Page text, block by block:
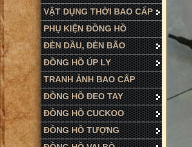
VẬT DỤNG THỜI BAO CẤP
PHỤ KIỆN ĐỒNG HỒ
ĐÈN DẦU, ĐÈN BÃO
ĐỒNG HỒ ÚP LY
TRANH ẢNH BAO CẤP
ĐỒNG HỒ ĐEO TAY
ĐỒNG HỒ CUCKOO
ĐỒNG HỒ TƯỢNG